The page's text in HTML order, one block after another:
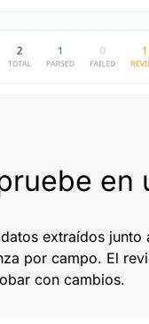
en
extraídos
por campo. El
con cambios.